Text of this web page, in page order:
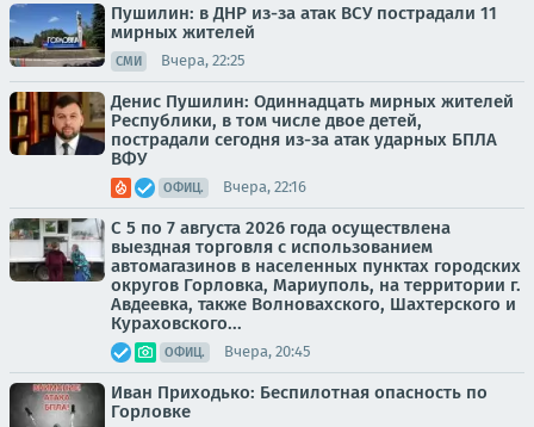
Пушилин: в ДНР из-за атак ВСУ пострадали 11
мирных жителей
СМИ Вчера, 22:25
Денис Пушилин: Одиннадцать мирных жителей
Республики, в том числе двое детей,
пострадали сегодня из-за атак ударных БПЛА
ВФУ
ОФИЦ. Вчера, 22:16
С 5 по 7 августа 2026 года осуществлена
выездная торговля с использованием
автомагазинов в населенных пунктах городских
округов Горловка, Мариуполь, на территории г.
Авдеевка, также Волновахского, Шахтерского и
Кураховского...
ОФИЦ. Вчера, 20:45
Иван Приходько: Беспилотная опасность по
Горловке